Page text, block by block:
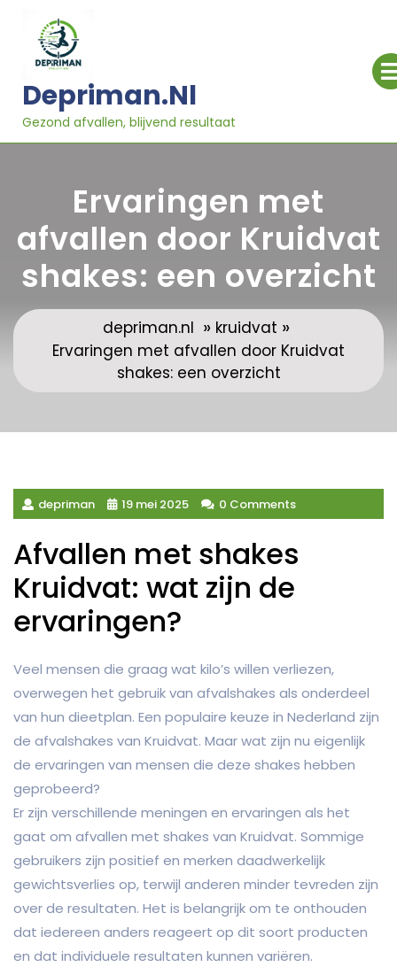
inhoud
Depriman.nl
Gezond afvallen, blijvend resultaat
Ervaringen met
afvallen door Kruidvat
shakes: een overzicht
depriman.nl » kruidvat »
Ervaringen met afvallen door Kruidvat
shakes: een overzicht
depriman 19 mei 2025 0 Comments
Afvallen met shakes
Kruidvat: wat zijn de
ervaringen?
Veel mensen die graag wat kilo’s willen verliezen,
overwegen het gebruik van afvalshakes als onderdeel
van hun dieetplan. Een populaire keuze in Nederland zijn
de afvalshakes van Kruidvat. Maar wat zijn nu eigenlijk
de ervaringen van mensen die deze shakes hebben
geprobeerd?
Er zijn verschillende meningen en ervaringen als het
gaat om afvallen met shakes van Kruidvat. Sommige
gebruikers zijn positief en merken daadwerkelijk
gewichtsverlies op, terwijl anderen minder tevreden zijn
over de resultaten. Het is belangrijk om te onthouden
dat iedereen anders reageert op dit soort producten
en dat individuele resultaten kunnen variëren.